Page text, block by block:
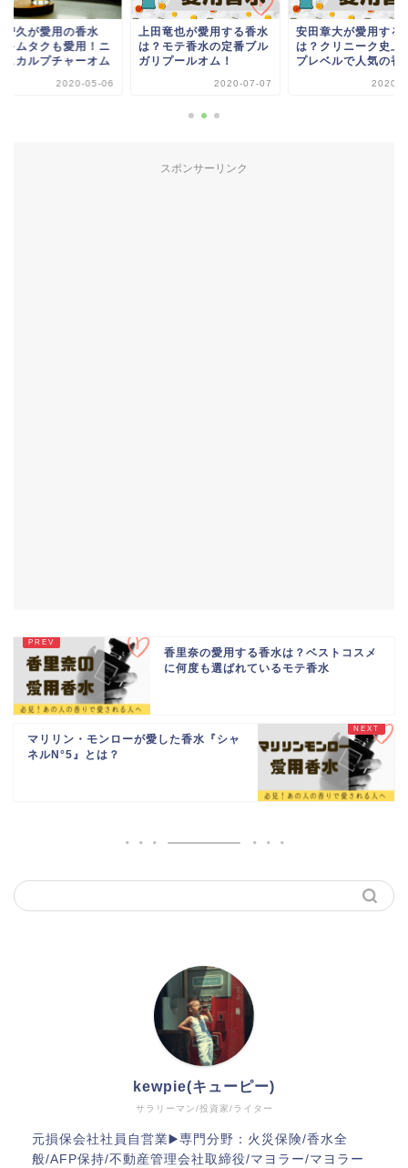
竜也が愛用する香水
モテ香水の定番ブル
プールオム！
2020-07-07
安田章大が愛用する香水
は？クリニーク史上トッ
プレベルで人気の香水
2020-05-28
山下智久が愛用の香
は？キムタクも愛用
コススカルプチャー
2020-
スポンサーリンク
香里奈の愛用する香水は？ベストコスメ
に何度も選ばれているモテ香水
マリリン・モンローが愛した香水『シャ
ネルN°5』とは？
サラリーマン/投資家/ライター
kewpie(キューピー)
元損保会社社員自営業▶️専門分野：火災保険/香水全
般/AFP保持/不動産管理会社取締役/マヨラー/マヨラー